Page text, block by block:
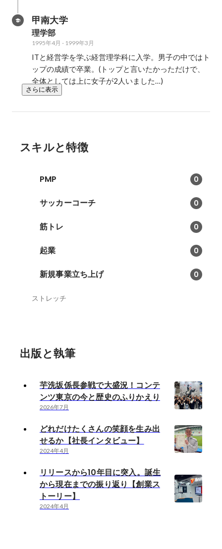
甲南大学
理学部
1995年4月 - 1999年3月
ITと経営学を学ぶ経営理学科に入学。男子の中ではト
ップの成績で卒業。(トップと言いたかっただけで、
全体としては上に女子が2人いました…)
さらに表示
スキルと特徴
PMP 0
サッカーコーチ 0
筋トレ 0
起業 0
新規事業立ち上げ 0
ストレッチ
出版と執筆
芋洗坂係長参戦で大盛況！コンテ
ンツ東京の今と歴史のふりかえり
2026年7月
どれだけたくさんの笑顔を生み出
せるか【社長インタビュー】
2024年4月
リリースから10年目に突入。誕生
から現在までの振り返り【創業ス
トーリー】
2024年4月